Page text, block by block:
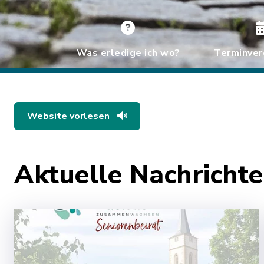
Was erledige ich wo?
Website vorlesen
Aktuelle